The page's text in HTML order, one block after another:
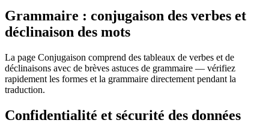
Grammaire : conjugaison des verbes et
déclinaison des mots
La page Conjugaison comprend des tableaux de verbes et de
déclinaisons avec de brèves astuces de grammaire — vérifiez
rapidement les formes et la grammaire directement pendant la
traduction.
Confidentialité et sécurité des données